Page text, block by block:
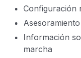
Configuración
Información
marcha